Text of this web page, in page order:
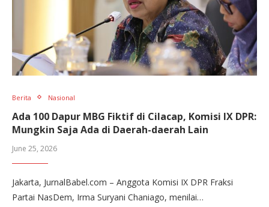
Berita Nasional
Ada 100 Dapur MBG Fiktif di Cilacap, Komisi IX DPR:
Mungkin Saja Ada di Daerah-daerah Lain
June 25, 2026
Jakarta, JurnalBabel.com – Anggota Komisi IX DPR Fraksi
Partai NasDem, Irma Suryani Chaniago, menilai…